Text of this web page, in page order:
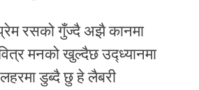
प्रेम रसको गुँज्दै अझै कानमा
मनको खुल्दैछ उद्ध्यानमा
डुब्दै छु हे लैबरी